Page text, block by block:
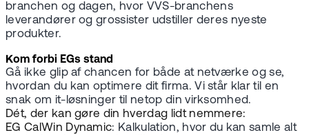
branchen og dagen, hvor VVS-branchens
leverandører og grossister udstiller deres nyeste
produkter.
Kom forbi EGs stand
Gå ikke glip af chancen for både at netværke og se,
hvordan du kan optimere dit firma. Vi står klar til en
snak om it-løsninger til netop din virksomhed.
Dét, der kan gøre din hverdag lidt nemmere:
EG CalWin Dynamic: Kalkulation, hvor du kan samle alt